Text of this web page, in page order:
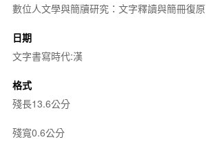
數位人文學與簡牘研究：文字釋讀與簡冊復原
日期
文字書寫時代:漢
格式
殘長13.6公分
殘寬0.6公分